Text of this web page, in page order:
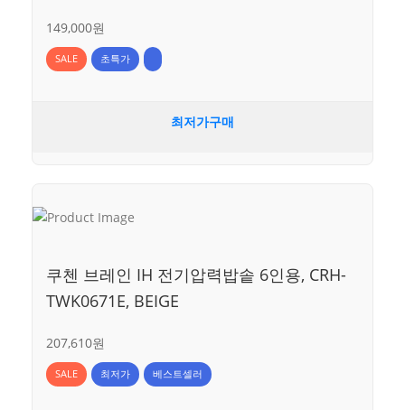
149,000원
SALE 초특가
최저가구매
쿠첸 브레인 IH 전기압력밥솥 6인용, CRH-
TWK0671E, BEIGE
207,610원
SALE 최저가 베스트셀러